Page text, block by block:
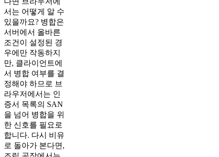
서는 어떻게 알 수
있을까요? 병합은
서버에서 올바른
조건이 설정된 경
우에만 작동하지
만, 클라이언트에
서 병합 여부를 결
정해야 하므로 브
라우저에서는 인
증서 목록의 SAN
을 넘어 병합을 위
한 신호를 필요로
합니다. 다시 비유
로 돌아가 본다면,